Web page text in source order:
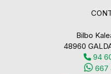
Bilbo
48960
94
667